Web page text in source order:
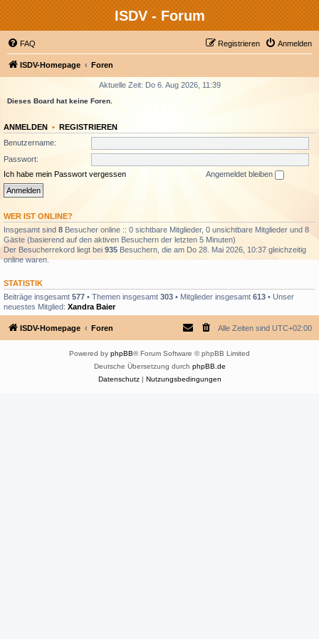
ISDV - Forum
FAQ Anmelden
Registrieren
ISDV-Homepage Foren
Aktuelle Zeit: Do 6. Aug 2026, 11:39
Dieses Board hat keine Foren.
ANMELDEN • REGISTRIEREN
Benutzername:
Passwort:
Ich habe mein Passwort vergessen
Angemeldet bleiben
WER IST ONLINE?
Insgesamt sind 8 Besucher online :: 0 sichtbare Mitglieder, 0 unsichtbare Mitglieder und 8
Gäste (basierend auf den aktiven Besuchern der letzten 5 Minuten)
Der Besucherrekord liegt bei 935 Besuchern, die am Do 28. Mai 2026, 10:37 gleichzeitig
online waren.
STATISTIK
Beiträge insgesamt 577 • Themen insgesamt 303 • Mitglieder insgesamt 613 • Unser
neuestes Mitglied: Xandra Baier
ISDV-Homepage Foren Alle Zeiten sind UTC+02:00
Powered by phpBB® Forum Software © phpBB Limited
Deutsche Übersetzung durch phpBB.de
Datenschutz| Nutzungsbedingungen